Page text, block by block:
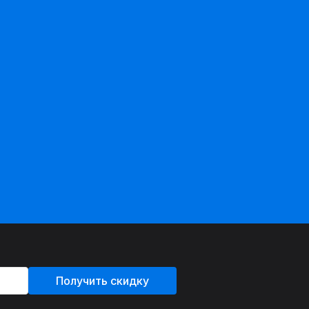
Получить скидку